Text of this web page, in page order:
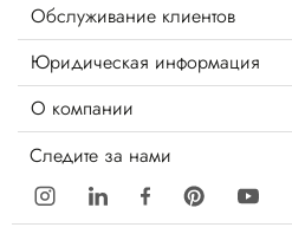
Обслуживание клиентов
Юридическая информация
О компании
Следите за нами